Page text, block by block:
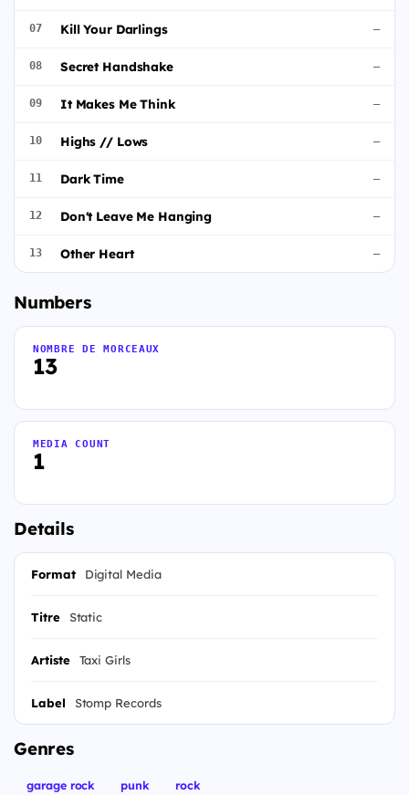
07 Kill Your Darlings —
08 Secret Handshake —
09 It Makes Me Think —
10 Highs // Lows —
11 Dark Time —
12 Don't Leave Me Hanging —
13 Other Heart —
Numbers
13
NOMBRE DE MORCEAUX
1
MEDIA COUNT
Details
Format Digital Media
Titre Static
Artiste Taxi Girls
Label Stomp Records
Genres
garage rock punk rock